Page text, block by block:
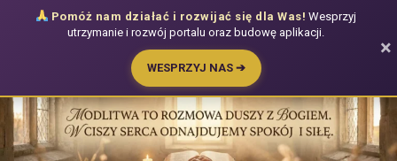
do
treści
Pomóż nam działać i rozwijać się dla Was! Wesprzyj
utrzymanie i rozwój portalu oraz budowę aplikacji.
WESPRZYJ NAS ➔
×